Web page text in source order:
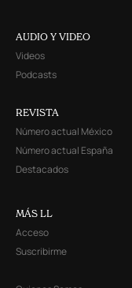
AUDIO Y VIDEO
Videos
Podcasts
REVISTA
Número actual México
Número actual España
Destacados
MÁS LL
Acceso
Suscribirme